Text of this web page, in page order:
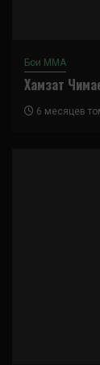
Бои ММА
Хамзат
6 месяцев